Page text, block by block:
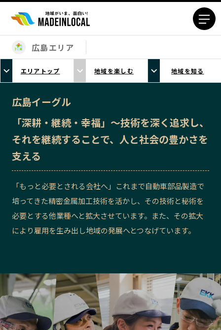
エリアから探す
北海道エリア
青森エリア
岩手エリア
福島エリア
茨城エリア
栃木エリア
群馬エリア
埼玉エリア
東京23区エリア
多摩エリア
神奈川エリア
新潟エリア
富山エリア
石川エリア
福井エリア
山梨エリア
長野エリア
岐阜エリア
京都エリア
大阪市エリア
北摂エリア
堺・泉州エリア
河内エリア
兵庫エリア
奈良エリア
和歌山エリア
広島エリア
エリアトップ 地域を楽しむ 地域を知る
広島イーグル
「深耕・継続・幸福」～技術を深く追求し、
それを継続することで、人と社会の豊かさを
支える
「もっと必要とされる会社へ」これまで自動車部品製造で
培ってきた精密金属加工技術を活かし、その技術と秘術を
必要とする他業種へと拡大させています。また、その拡大
により雇用を生み出し地域の発展へとつなげています。